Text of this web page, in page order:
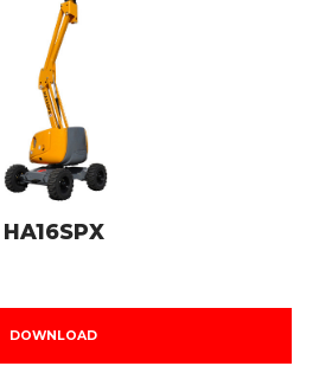
HA16SPX
DOWNLOAD